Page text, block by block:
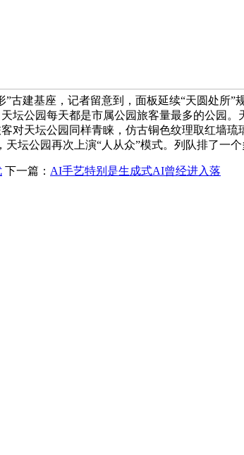
古建基座，记者留意到，面板延续“天圆处所
坛公园每天都是市属公园旅客量最多的公园
对天坛公园同样青睐，仿古铜色纹理取红墙
坛公园再次上演“人从众”模式。列队排了一
下一篇： AI手艺特别是生成式AI曾经进入落